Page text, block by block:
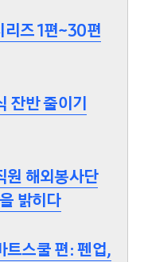
리즈 1편~30편
잔반 줄이기
원 해외봉사단
밝히다
스쿨 편: 펜업,